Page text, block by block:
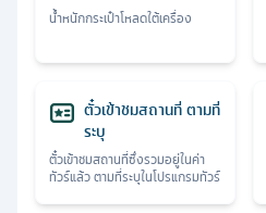
น้ำหนักกระเป๋าโหลดใต้เครื่อง
ตั๋วเข้าชมสถานที่ ตามที่
ระบุ
ตั๋วเข้าชมสถานที่ซึ่งรวมอยู่ในค่า
ทัวร์แล้ว ตามที่ระบุในโปรแกรมทัวร์